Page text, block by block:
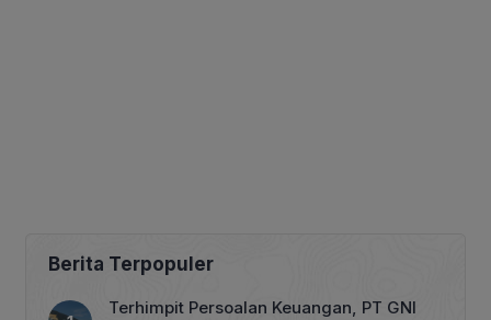
Berita Terpopuler
Terhimpit Persoalan Keuangan, PT GNI